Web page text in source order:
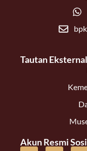
Tautan Eksternal
Akun Resmi